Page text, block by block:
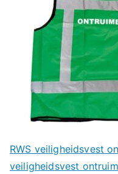
RWS veiligheidsvest
veiligheidsvest